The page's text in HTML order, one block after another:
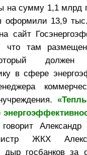
на сумму 1,1 млрд
оформили 13,9
сайт
что там
должен
в сфере
ЖКХ
дыр госбанков за